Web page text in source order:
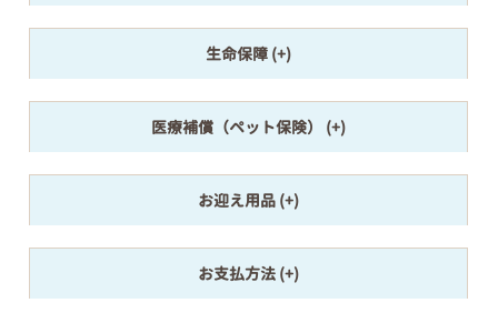
生命保障
医療補償（ペット保険）
お迎え用品
お支払方法